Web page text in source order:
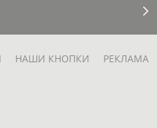
НАШИ КНОПКИ РЕКЛАМА